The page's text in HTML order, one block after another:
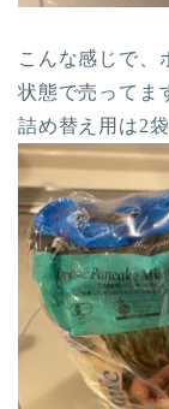
こんな感じで、
状態で売ってま
詰め替え用は2